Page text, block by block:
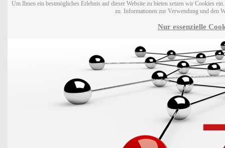
Um Ihnen ein bestmögliches Erlebnis auf dieser Website zu bieten setzen wir Cookies
zu. Informationen zur Verwendung und den
Nur essenzielle